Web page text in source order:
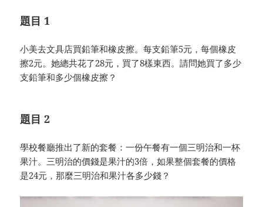
題目 1
小美去文具店買鉛筆和橡皮擦。每支鉛筆5元，每個橡皮
擦2元。她總共花了28元，買了8樣東西。請問她買了多少
支鉛筆和多少個橡皮擦？
題目 2
學校餐廳推出了新的套餐：一份午餐有一個三明治和一杯
果汁。三明治的價錢是果汁的3倍，如果整個套餐的價格
是24元，那麼三明治和果汁各多少錢？